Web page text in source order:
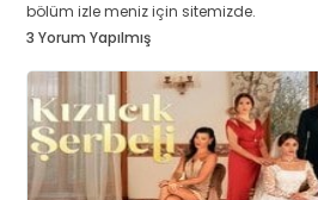
bölüm izle meniz için sitemizde.
3 Yorum Yapılmış